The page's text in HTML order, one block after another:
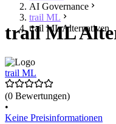
AI Governance
trail ML
trail ML Alternativen
trail ML
trail ML
(0 Bewertungen)
•
Keine Preisinformationen